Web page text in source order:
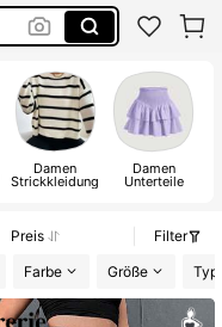
Damen
Strickkleidung
Damen
Unterteile
Preis
Filter
Farbe Größe Typ